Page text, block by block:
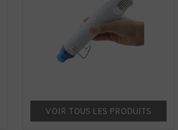
VOIR TOUS LES PRODUITS